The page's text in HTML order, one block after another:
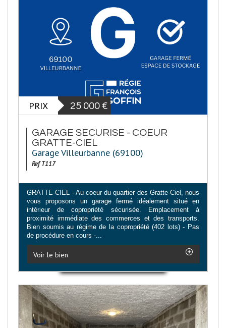
PRIX 25 000 €
GARAGE SECURISE - COEUR
GRATTE-CIEL
Garage Villeurbanne (69100)
Ref T117
GRATTE-CIEL - Au coeur du quartier des Gratte-Ciel, nous
vous proposons un garage fermé idéalement situé en
intérieur de copropriété sécurisée. Emplacement à
proximité immédiate des commerces et des transports.
Bien soumis au régime de la copropriété (402 lots) - Pas
de procédure en cours -...
Voir le bien